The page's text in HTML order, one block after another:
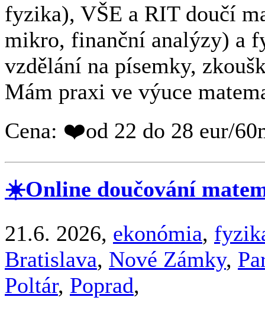
fyzika), VŠE a RIT doučí
mikro, finanční analýzy) a
vzdělání na písemky,
Mám praxi ve výuce
Cena: ❤️od 22 do 28 eur/
☀️Online doučování
21.6. 2026, ekonómia,
Bratislava, Nové Zámky,
Poltár, Poprad,